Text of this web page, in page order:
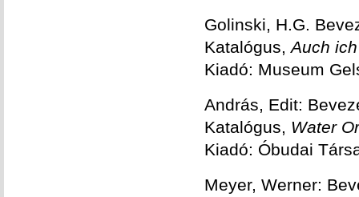
Golinski, H.G.
Katalógus,Auch
Kiadó: Museum
András, Edit:
Katalógus, Water
Kiadó: Óbudai
Meyer, Werner: